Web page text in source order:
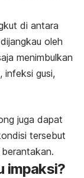
di antara
oleh
menimbulkan
infeksi gusi,
juga dapat
tersebut
impaksi?